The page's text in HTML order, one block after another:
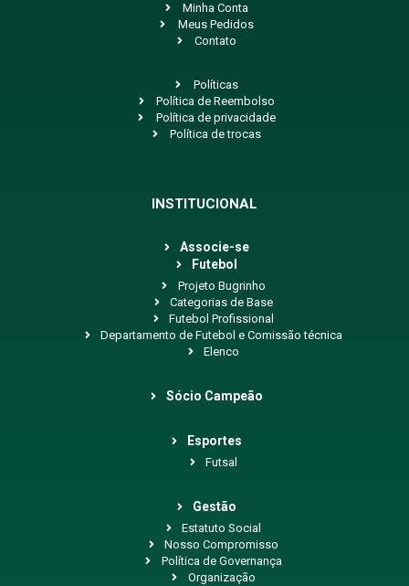
Minha Conta
Meus Pedidos
Contato
Políticas
Política de Reembolso
Política de privacidade
Política de trocas
INSTITUCIONAL
Associe-se
Futebol
Projeto Bugrinho
Categorias de Base
Futebol Profissional
Departamento de Futebol e Comissão técnica
Elenco
Sócio Campeão
Esportes
Futsal
Gestão
Estatuto Social
Nosso Compromisso
Política de Governança
Organização